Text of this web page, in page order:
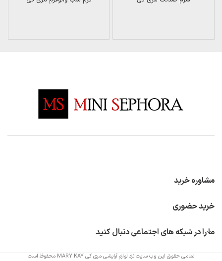
مشاوره خرید
خرید حضوری
ما را در شبکه های اجتماعی دنبال کنید
تمامی حقوق این وب سایت نزد لوازم آرایشی مری کی MARY KAY محفوظ است